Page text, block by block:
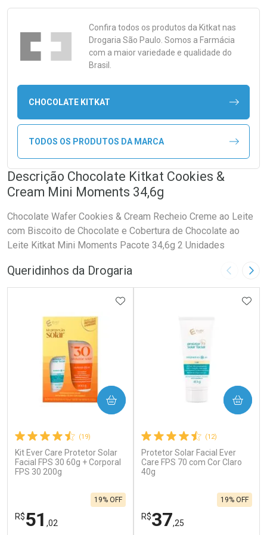
Confira todos os produtos da Kitkatnas
Drogaria São Paulo. Somos a Farmácia
com a maior variedade e qualidade do
Brasil.
CHOCOLATE KITKAT
TODOS OS PRODUTOS DA MARCA
Descrição Chocolate Kitkat Cookies &
Cream Mini Moments 34,6g
Chocolate Wafer Cookies & Cream Recheio Creme ao Leite
com Biscoito de Chocolate e Cobertura de Chocolate ao
Leite Kitkat Mini Moments Pacote 34,6g 2 Unidades
Queridinhos da Drogaria Imagem
(19)
Kit Ever Care Protetor Solar
Facial FPS 30 60g + Corporal
FPS 30 200g
R$51 ,02
19% OFF
ADICIONAR AOS FAVORITOS
COMPRAR
(12)
Protetor Solar Facial Ever
Care FPS 70 com Cor Claro
40g
R$37,25
19% OFF
COMPRAR